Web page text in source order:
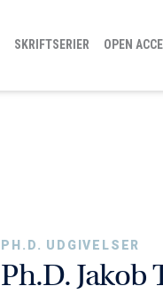
SKRIFTSERIER OPEN
PH.D. UDGIVELSER
Ph.D. Jakob